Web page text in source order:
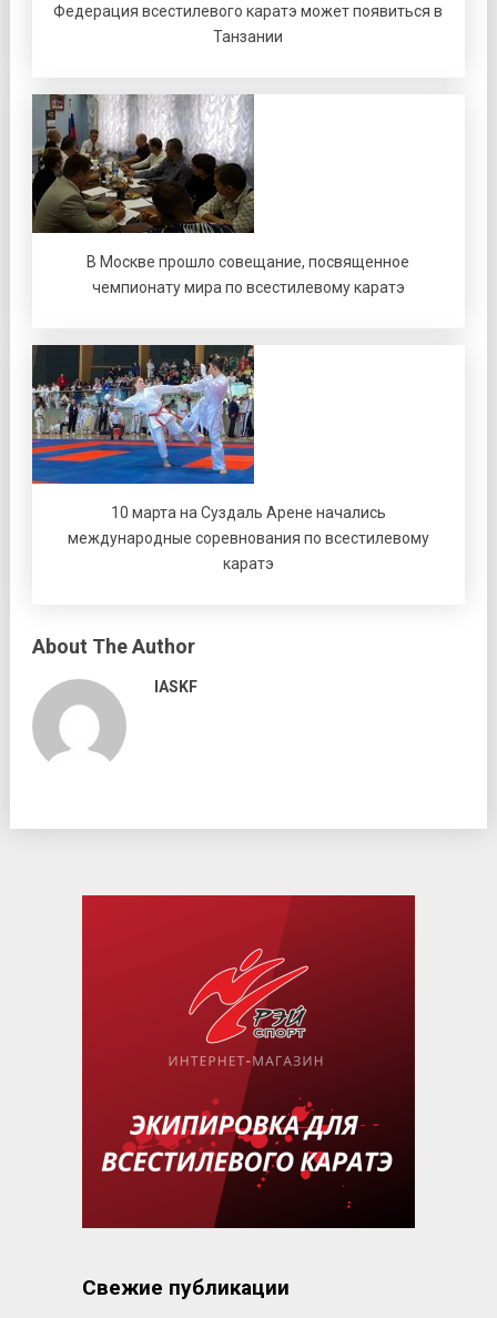
Федерация всестилевого каратэ может появиться в
Танзании
В Москве прошло совещание, посвященное
чемпионату мира по всестилевому каратэ
10 марта на Суздаль Арене начались
международные соревнования по всестилевому
каратэ
About The Author
IASKF
Свежие публикации